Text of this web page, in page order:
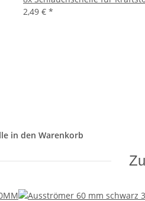
2,49 € *
in den Warenkorb